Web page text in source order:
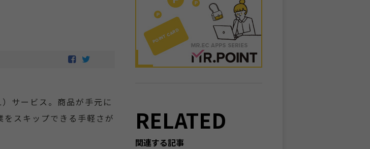
サービス。商品が手元に
スキップできる手軽さが
RELATED
関連する記事